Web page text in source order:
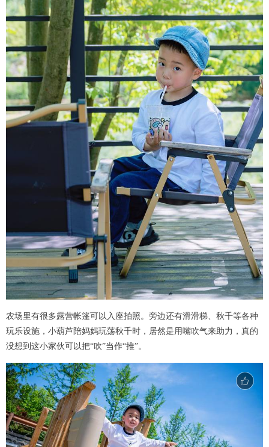
农场里有很多露营帐篷可以入座拍照。旁边还有滑滑梯、秋千等各种
玩乐设施，小葫芦陪妈妈玩荡秋千时，居然是用嘴吹气来助力，真的
没想到这小家伙可以把“吹”当作“推”。